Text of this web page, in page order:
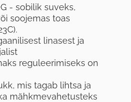
- sobilik suveks,
soojemas toas
linasest ja
reguleerimiseks on
mis tagab lihtsa ja
mähkmevahetusteks